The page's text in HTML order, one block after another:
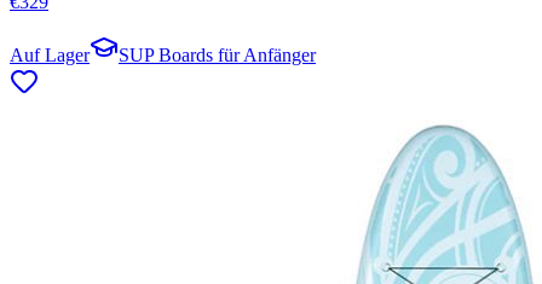
Auf Lager SUP Boards für Anfänger